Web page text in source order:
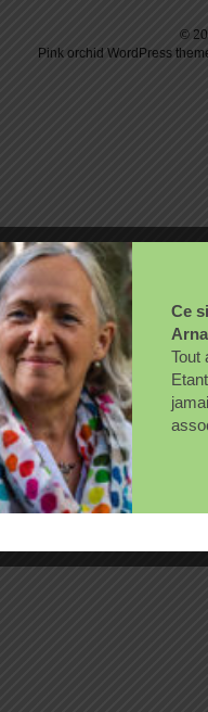
©
Pink orchid WordPress
Ce
Tout